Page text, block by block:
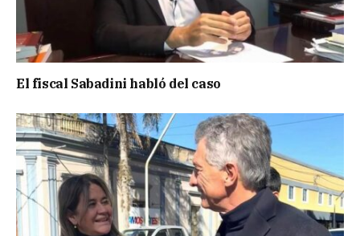
El fiscal Sabadini habló del caso